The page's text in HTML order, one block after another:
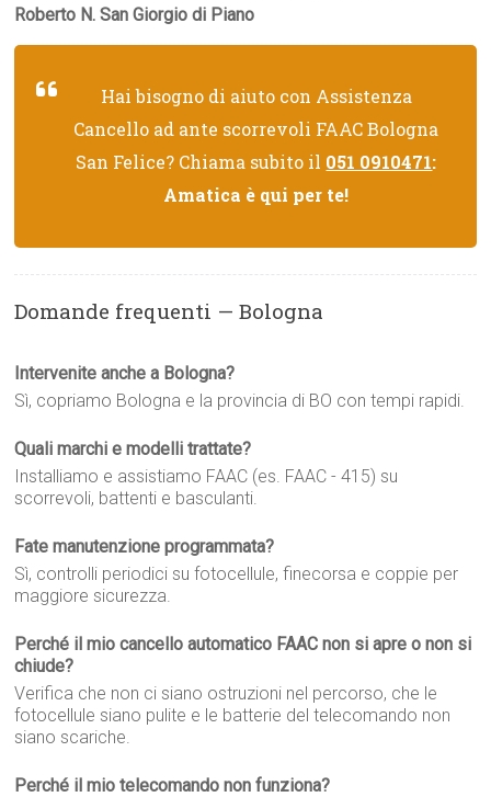
Roberto N. San Giorgio di Piano
Hai bisogno di aiuto con Assistenza
Cancello ad ante scorrevoli FAAC Bologna
San Felice? Chiama subito il 051 0910471:
Amatica è qui per te!
Domande frequenti — Bologna
Intervenite anche a Bologna?
Sì, copriamo Bologna e la provincia di BO con tempi rapidi.
Quali marchi e modelli trattate?
Installiamo e assistiamo FAAC (es. FAAC - 415) su
scorrevoli, battenti e basculanti.
Fate manutenzione programmata?
Sì, controlli periodici su fotocellule, finecorsa e coppie per
maggiore sicurezza.
Perché il mio cancello automatico FAAC non si apre o non si
chiude?
Verifica che non ci siano ostruzioni nel percorso, che le
fotocellule siano pulite e le batterie del telecomando non
siano scariche.
Perché il mio telecomando non funziona?